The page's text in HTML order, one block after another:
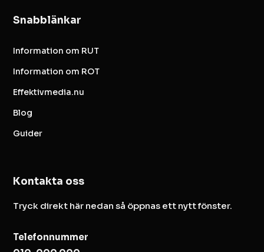
Snabblänkar
Information om RUT
Information om ROT
Effektivmedia.nu
Blog
Guider
Kontakta oss
Tryck direkt här nedan så öppnas ett nytt fönster.
Telefonnummer